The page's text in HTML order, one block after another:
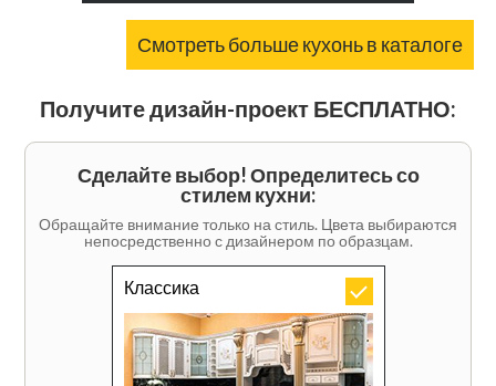
Смотреть больше кухонь в каталоге
Получите дизайн-проект БЕСПЛАТНО:
Сделайте выбор! Определитесь со
стилем кухни:
Обращайте внимание только на стиль. Цвета выбираются
непосредственно с дизайнером по образцам.
Классика